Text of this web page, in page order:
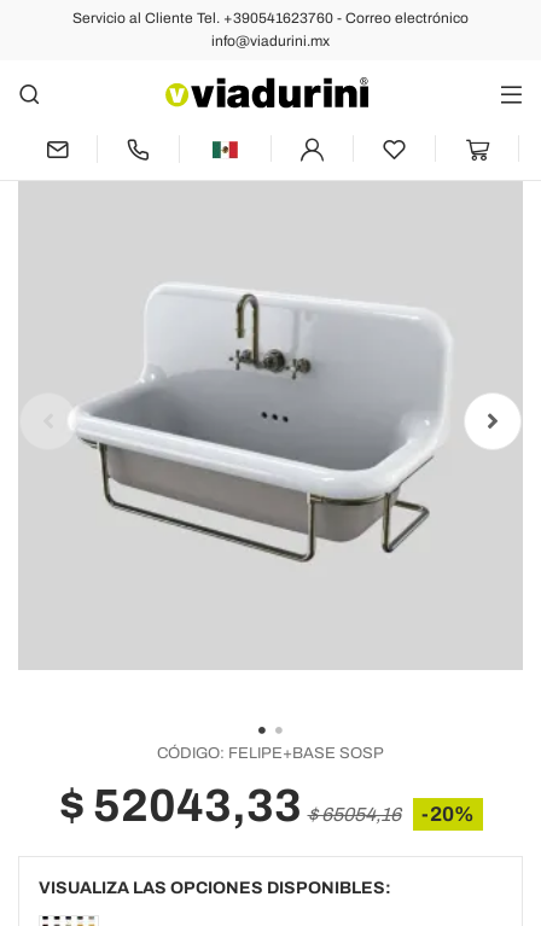
Servicio al Cliente Tel. +390541623760 - Correo electrónico
info@viadurini.mx
Anterior Siguiente
Lavabo de cerámica rectangular con
base de metal suspendido Felipe
CÓDIGO: FELIPE+BASE SOSP
$ 52043,33 $ 65054,16 -20%
VISUALIZA LAS OPCIONES DISPONIBLES: